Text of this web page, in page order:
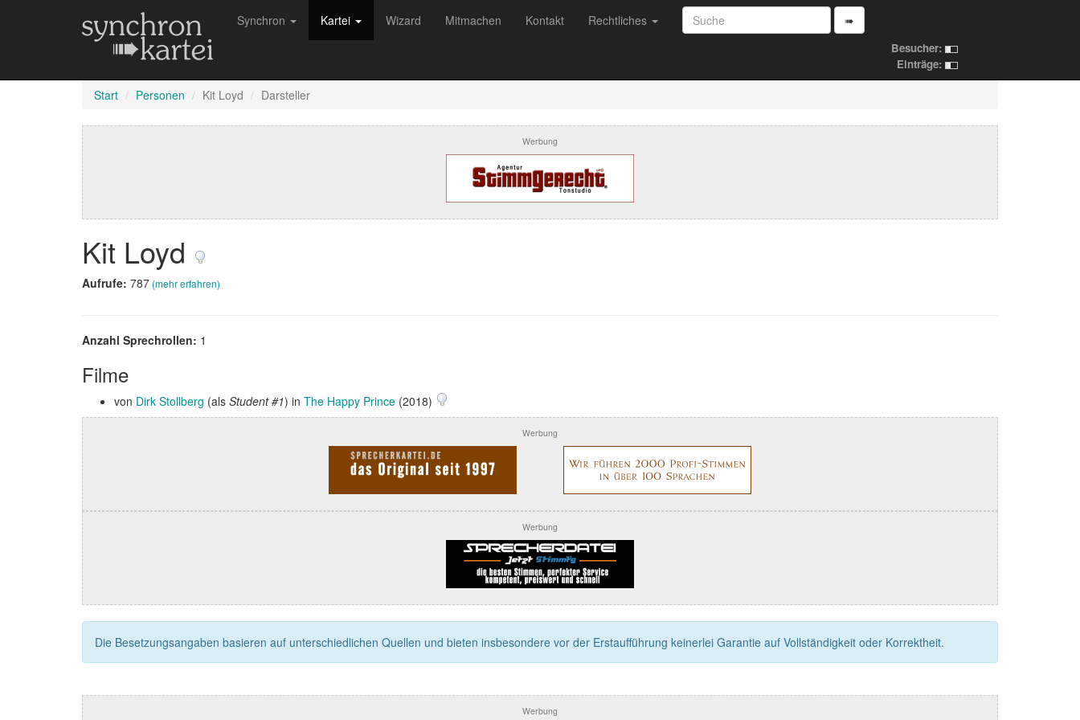
Synchron Kartei Wizard Mitmachen Kontakt Rechtliches ➠
Besucher:
Einträge:
Start Personen Kit Loyd Darsteller
Werbung
Kit Loyd
Aufrufe: 787(mehr erfahren)
Anzahl Sprechrollen: 1
Filme
von Dirk Stollberg (als Student #1) in The Happy Prince (2018)
Werbung
Werbung
Die Besetzungsangaben basieren auf unterschiedlichen Quellen und bieten insbesondere vor der Erstaufführung keinerlei Garantie auf Vollständigkeit oder Korrektheit.
Werbung